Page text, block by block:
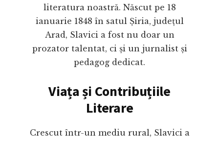
literatura noastră. Născut pe 18
ianuarie 1848 în satul Șiria, județul
Arad, Slavici a fost nu doar un
prozator talentat, ci și un jurnalist și
pedagog dedicat.
Viața și Contribuțiile
Literare
Crescut într-un mediu rural, Slavici a